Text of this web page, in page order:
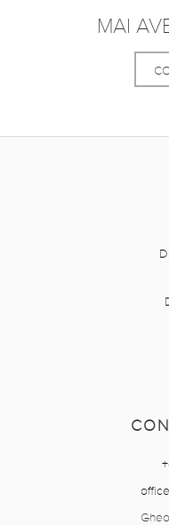
MAI